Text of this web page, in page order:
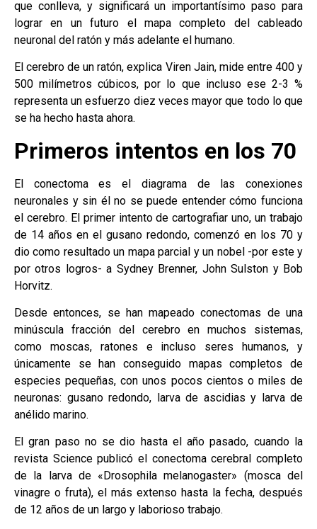
que conlleva, y significará un importantísimo paso para
lograr en un futuro el mapa completo del cableado
neuronal del ratón y más adelante el humano.
El cerebro de un ratón, explica Viren Jain, mide entre 400 y
500 milímetros cúbicos, por lo que incluso ese 2-3 %
representa un esfuerzo diez veces mayor que todo lo que
se ha hecho hasta ahora.
Primeros intentos en los 70
El conectoma es el diagrama de las conexiones
neuronales y sin él no se puede entender cómo funciona
el cerebro. El primer intento de cartografiar uno, un trabajo
de 14 años en el gusano redondo, comenzó en los 70 y
dio como resultado un mapa parcial y un nobel -por este y
por otros logros- a Sydney Brenner, John Sulston y Bob
Horvitz.
Desde entonces, se han mapeado conectomas de una
minúscula fracción del cerebro en muchos sistemas,
como moscas, ratones e incluso seres humanos, y
únicamente se han conseguido mapas completos de
especies pequeñas, con unos pocos cientos o miles de
neuronas: gusano redondo, larva de ascidias y larva de
anélido marino.
El gran paso no se dio hasta el año pasado, cuando la
revista Science publicó el conectoma cerebral completo
de la larva de «Drosophila melanogaster» (mosca del
vinagre o fruta), el más extenso hasta la fecha, después
de 12 años de un largo y laborioso trabajo.